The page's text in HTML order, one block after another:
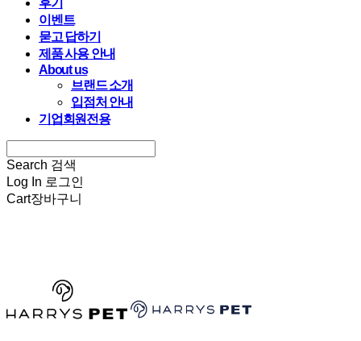
후기
이벤트
묻고 답하기
제품 사용 안내
About us
브랜드 소개
입점처 안내
기업회원전용
Search 검색
Log In 로그인
Cart장바구니